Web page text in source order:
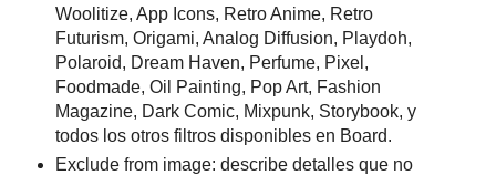
Woolitize, App Icons, Retro Anime, Retro
Futurism, Origami, Analog Diffusion, Playdoh,
Polaroid, Dream Haven, Perfume, Pixel,
Foodmade, Oil Painting, Pop Art, Fashion
Magazine, Dark Comic, Mixpunk, Storybook, y
todos los otros filtros disponibles en Board.
Exclude from image: describe detalles que no